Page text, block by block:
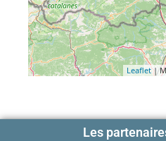
Leaflet|
Les